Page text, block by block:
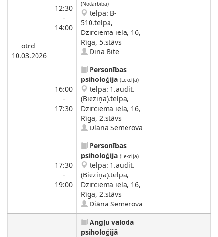
otrd.
10.03.2026
12:30
-
14:00
(Nodarbība)
telpa: B-
510.telpa,
Dzirciema iela, 16,
Rīga, 5.stāvs
Dina Bite
16:00
-
17:30
Personības
psiholoģija (Lekcija)
telpa: 1.audit.
(Bieziņa).telpa,
Dzirciema iela, 16,
Rīga, 2.stāvs
Diāna Semerova
17:30
-
19:00
Personības
psiholoģija (Lekcija)
telpa: 1.audit.
(Bieziņa).telpa,
Dzirciema iela, 16,
Rīga, 2.stāvs
Diāna Semerova
Angļu valoda
psiholoģijā